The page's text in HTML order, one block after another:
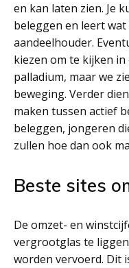
en kan laten zien. Je
beleggen en leert
aandeelhouder.
kiezen om te kijken
palladium, maar we
beweging. Verder
maken tussen actief
beleggen, jongeren
zullen hoe dan ook
Beste sites
De omzet- en
vergrootglas te
worden vervoerd. Dit